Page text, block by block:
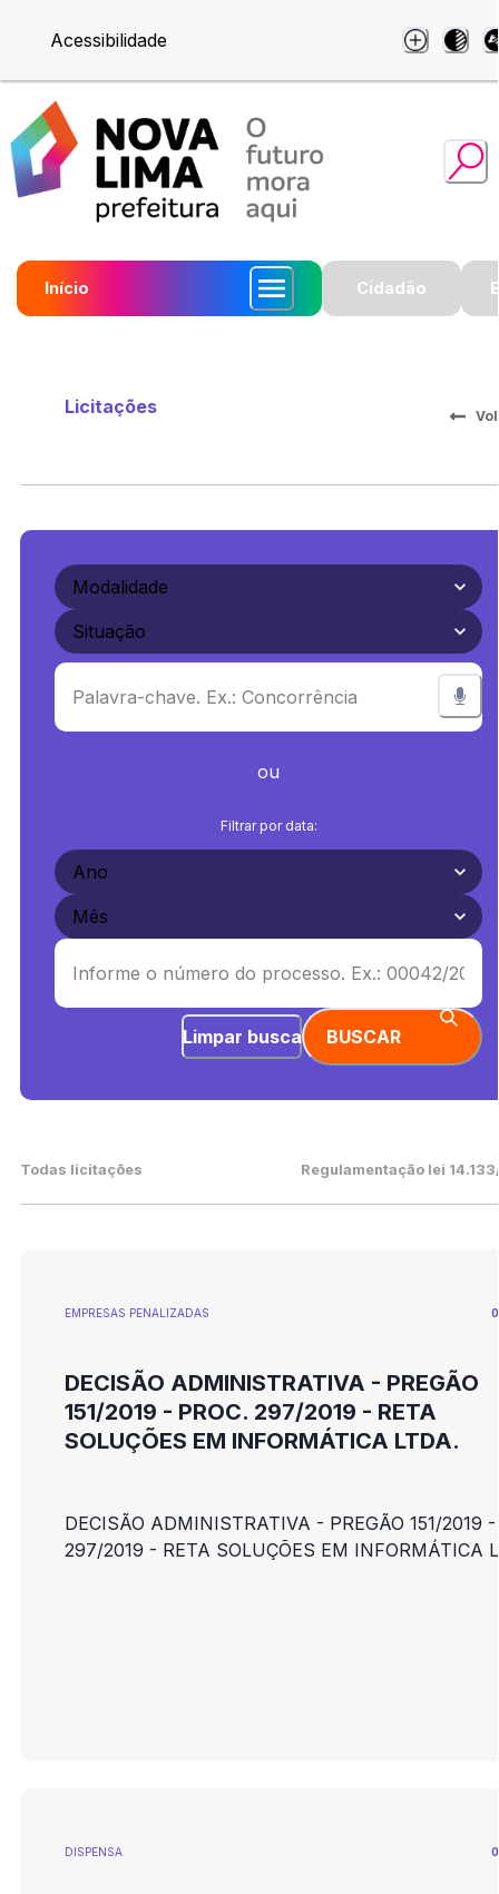
Acessibilidade
Início Cidadão
Licitações
ou
Filtrar por data:
Limpar busca BUSCAR
Todas licitações Regulamentação lei
EMPRESAS PENALIZADAS
DECISÃO ADMINISTRATIVA - PREGÃO
151/2019 - PROC. 297/2019 - RETA
SOLUÇÕES EM INFORMÁTICA LTDA.
DECISÃO ADMINISTRATIVA - PREGÃO 151/2019 - PROC.
297/2019 - RETA SOLUÇÕES EM INFORMÁTICA
DISPENSA